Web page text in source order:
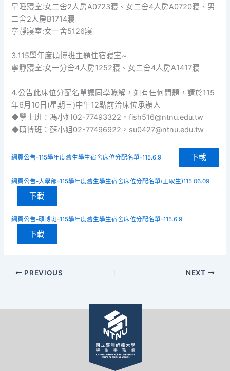
早睡寢室:女二舍2人房A0723寢、女二舍4人房A0720寢、男
二舍2人房B1714寢
寧靜寢室:女一舍5126寢
3.115學年度碩博班主題住宿寢室~
寧靜寢室:女一分舍4人房1252寢、女二舍4人房A1417寢
4.公告此床位分配名單讓同學瞭解，如有任何問題，請於115
年6月10日(星期三)中午12點前洽床位承辦人
◆學士班：馮小姐02-77493322，fish516@ntnu.edu.tw
◆碩博班：蘇小姐02-77496922，su0427@ntnu.edu.tw
網頁公告-115學年度舊生學生宿舍床位分配名單-115.6.9 下載
網頁公告-大學部-115學年度舊生學生宿舍床位分配名單(正取生)115.06.09
下載
網頁公告-碩博班-115學年度舊生學生宿舍床位分配名單-115.6.9
下載
PREVIOUS NEXT